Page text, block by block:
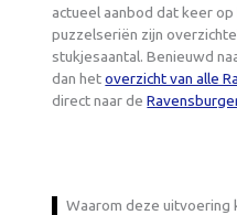
actueel aanbod dat keer
puzzelseriën zijn
stukjesaantal. Benieuwd
dan hetoverzicht van alle
direct naar de
Waarom deze uitvoering